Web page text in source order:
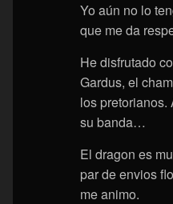
Yo aún no lo
que me da
He disfrutado
Gardus, el
los pretorianos.
su banda…
El dragon es
par de envios
me animo.